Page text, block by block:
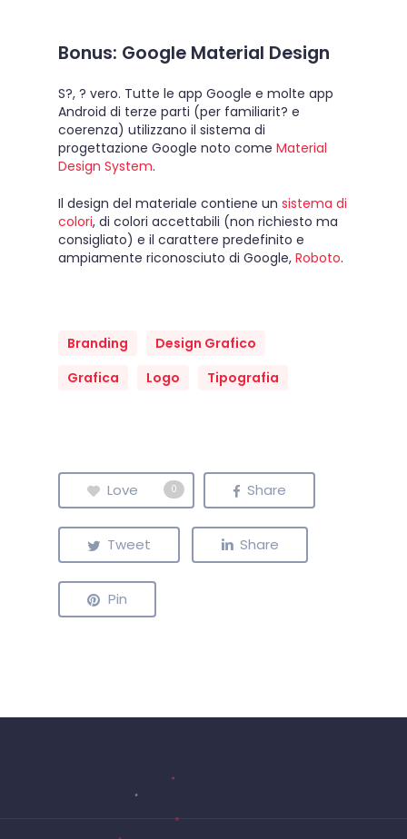
Bonus: Google Material Design
S?, ? vero. Tutte le app Google e molte app
Android di terze parti (per familiarit? e
coerenza) utilizzano il sistema di
progettazione Google noto comeMaterial
Design System.
Il design del materiale contiene unsistema di
colori, di colori accettabili (non richiesto ma
consigliato) e il carattere predefinito e
ampiamente riconosciuto di Google,Roboto.
Branding
Design Grafico
Grafica
Logo Tipografia
Love 0 Share
Tweet Share
Pin